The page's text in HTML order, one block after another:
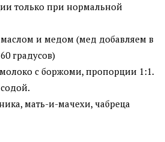
только при нормальной
и медом (мед добавляем в
градусов)
с боржоми, пропорции 1:1.
мать-и-мачехи, чабреца